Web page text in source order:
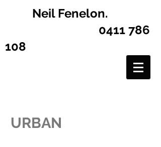
Neil Fenelon.
0411 786
108
URBAN